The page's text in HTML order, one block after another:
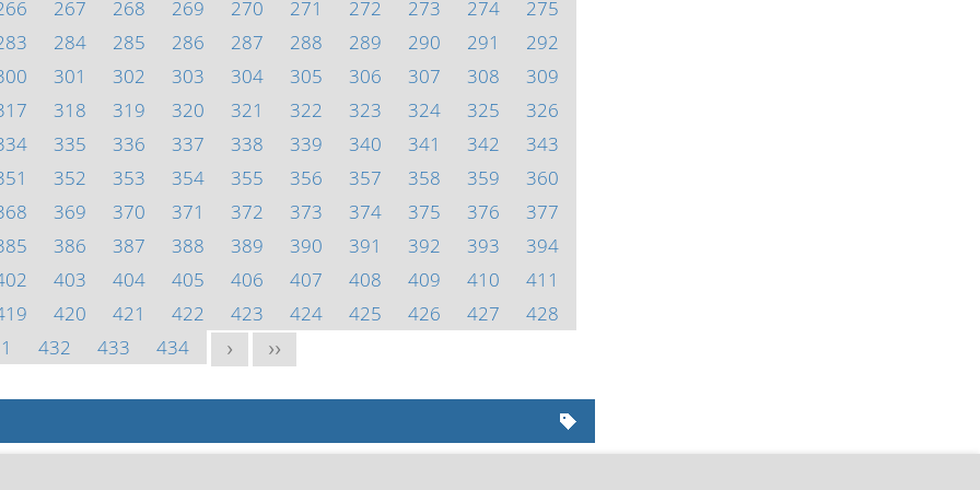
267 268 269 270 271 272 273 274
275
284 285 286 287 288 289 290 291
292
301 302 303 304 305 306 307 308
309
318 319 320 321 322 323 324 325
326
335 336 337 338 339 340 341 342
343
352 353 354 355 356 357 358 359
360
369 370 371 372 373 374 375 376
377
386 387 388 389 390 391 392 393
394
403 404 405 406 407 408 409 410
411
420 421 422 423 424 425 426 427
428
432 433 434 > >>